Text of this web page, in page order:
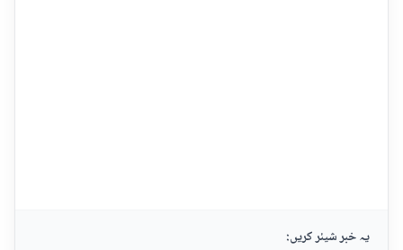
یہ خبر شیئر کریں: